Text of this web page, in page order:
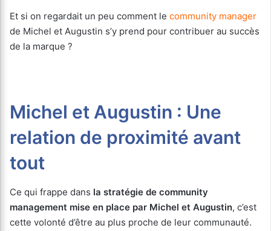
Et si on regardait un peu comment le community manager
de Michel et Augustin s’y prend pour contribuer au succès
de la marque ?
Michel et Augustin : Une
relation de proximité avant
tout
Ce qui frappe dans la stratégie de community
management mise en place par Michel et Augustin, c’est
cette volonté d’être au plus proche de leur communauté.